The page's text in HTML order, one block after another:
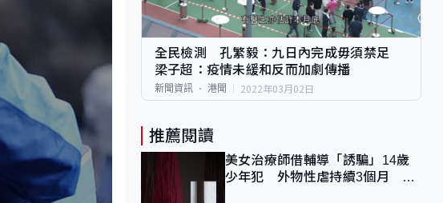
全民檢測 孔繁毅：九日內完成毋須禁足
梁子超：疫情未緩和反而加劇傳播
新聞資訊 港聞 2022年03月02日
推薦閱讀
美女治療師借輔導「誘騙」14歲
少年犯 外物性虐持續3個月 受